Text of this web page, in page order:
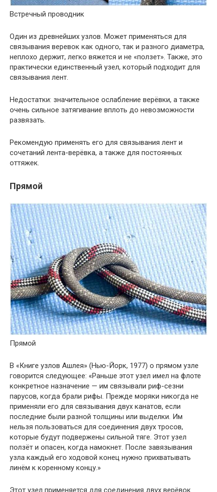
Встречный проводник
Один из древнейших узлов. Может применяться для
связывания веревок как одного, так и разного диаметра,
неплохо держит, легко вяжется и не «ползет». Также, это
практически единственный узел, который подходит для
связывания лент.
Недостатки: значительное ослабление верёвки, а также
очень сильное затягивание вплоть до невозможности
развязать.
Рекомендую применять его для связывания лент и
сочетаний лента-верёвка, а также для постоянных
оттяжек.
Прямой
Прямой
В «Книге узлов Ашлея» (Нью-Йорк, 1977) о прямом узле
говорится следующее: «Раньше этот узел имел на флоте
конкретное назначение — им связывали риф-сезни
парусов, когда брали рифы. Прежде моряки никогда не
применяли его для связывания двух канатов, если
последние были разной толщины или выделки. Им
нельзя пользоваться для соединения двух тросов,
которые будут подвержены сильной тяге. Этот узел
ползёт и опасен, когда намокнет. После завязывания
узла каждый его ходовой конец нужно прихватывать
линём к коренному концу.»
Этот узел применяется для соединения двух верёвок